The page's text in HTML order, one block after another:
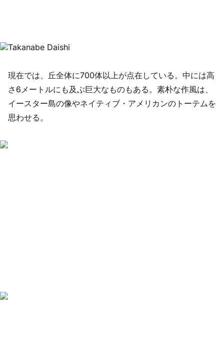
現在では、丘全体に700体以上が点在している。中には高
さ6メートルにも及ぶ巨大なものもある。素朴な作風は、
イースター島の像やネイティブ・アメリカンのトーテムを
思わせる。